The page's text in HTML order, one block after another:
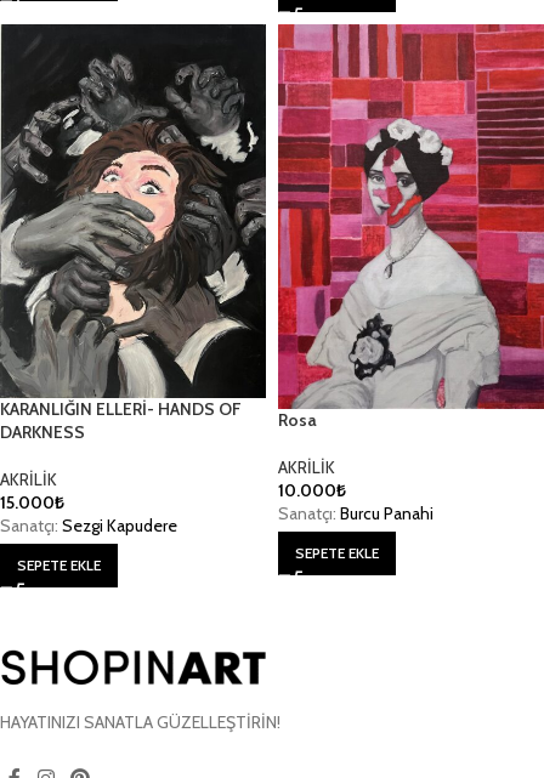
KARANLIĞIN ELLERİ- HANDS OF
DARKNESS
AKRİLİK
15.000₺
Sanatçı: Sezgi Kapudere
SEPETE EKLE
Rosa
AKRİLİK
10.000₺
Sanatçı: Burcu Panahi
SEPETE EKLE
HAYATINIZI SANATLA GÜZELLEŞTİRİN!